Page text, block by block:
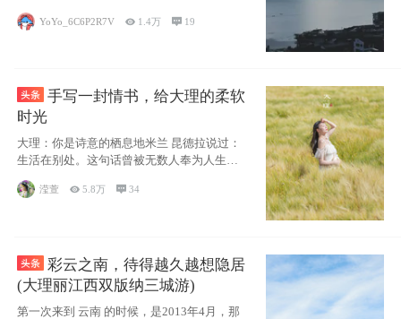
YoYo_6C6P2R7V  1.4万  19
手写一封情书，给大理的柔软
时光
大理：你是诗意的栖息地米兰 昆德拉说过：
生活在别处。这句话曾被无数人奉为人生信
条，并
滢萱 5.8万 34
彩云之南，待得越久越想隐居
(大理丽江西双版纳三城游)
第一次来到 云南 的时候，是2013年4月，那